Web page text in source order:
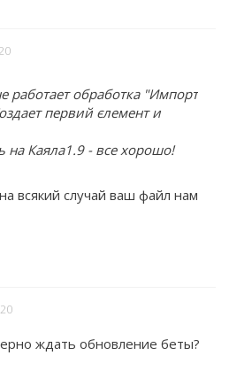
работает обработка "Импорт
первий єлемент и
на Каяла1.9 - все хорошо!
всякий случай ваш файл нам
ждать обновление беты?